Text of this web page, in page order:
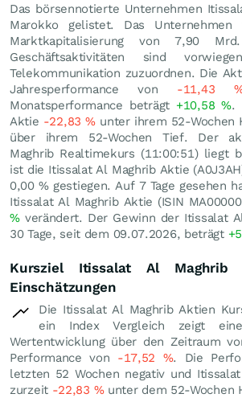
Das börsennotierte Unternehmen
Marokko gelistet. Das
Marktkapitalisierung von 7,90 Mrd.
Geschäftsaktivitäten sind
Telekommunikation zuzuordnen. Die
Jahresperformance von -11,43
Monatsperformance beträgt +10,58%.
Aktie -22,83%unter ihrem 52-Wochen
über ihrem 52-Wochen Tief. Der
Maghrib Realtimekurs (11:00:51) liegt
ist die Itissalat Al Maghrib Aktie
0,00%gestiegen. Auf 7 Tage gesehen
Itissalat Al Maghrib Aktie (ISIN
%verändert. Der Gewinn der Itissalat
30 Tage, seit dem 09.07.2026, beträgt
Kursziel Itissalat Al Maghrib
Einschätzungen
Die Itissalat Al Maghrib Aktien
ein Index Vergleich zeigt
Wertentwicklung über den Zeitraum
Performance von -17,52 %. Die
letzten 52 Wochen negativ und
zurzeit -22,83 %unter dem 52-Wochen